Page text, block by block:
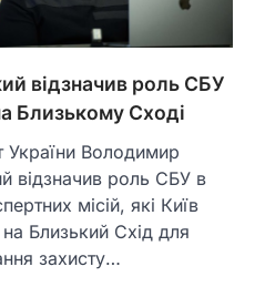
відзначив роль СБУ
Близькому Сході
України Володимир
відзначив роль СБУ в
місій, які Київ
на Близький Схід для
захисту…